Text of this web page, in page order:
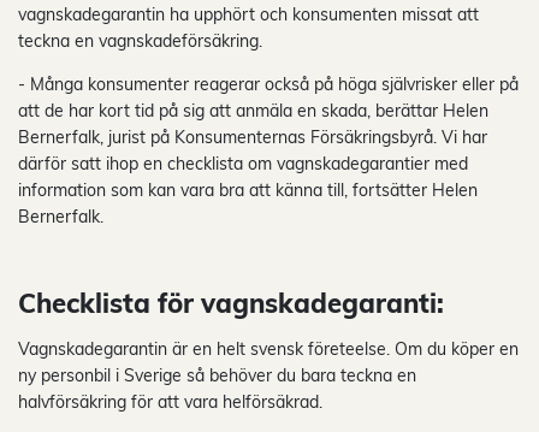
vagnskadegarantin ha upphört och konsumenten missat att
teckna en vagnskadeförsäkring.
- Många konsumenter reagerar också på höga självrisker eller på
att de har kort tid på sig att anmäla en skada, berättar Helen
Bernerfalk, jurist på Konsumenternas Försäkringsbyrå. Vi har
därför satt ihop en checklista om vagnskadegarantier med
information som kan vara bra att känna till, fortsätter Helen
Bernerfalk.
Checklista för vagnskadegaranti:
Vagnskadegarantin är en helt svensk företeelse. Om du köper en
ny personbil i Sverige så behöver du bara teckna en
halvförsäkring för att vara helförsäkrad.